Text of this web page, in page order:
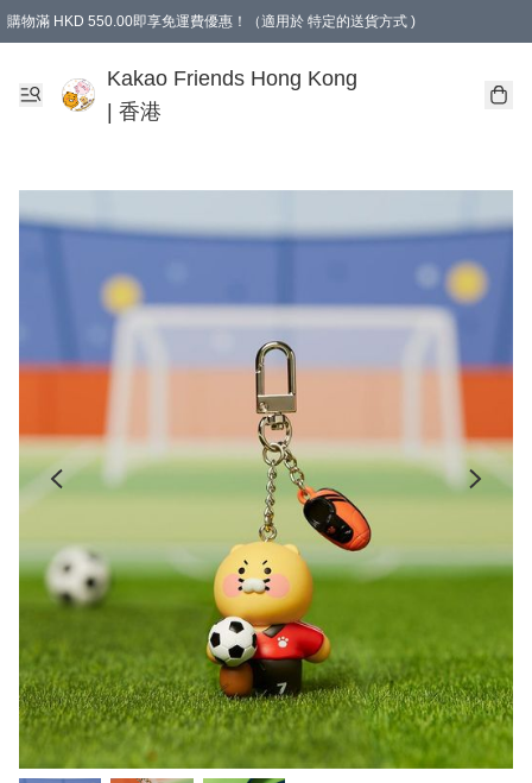
購物滿 HKD 550.00即享免運費優惠！（適用於 特定的送貨方式 )
Kakao Friends Hong Kong
| 香港